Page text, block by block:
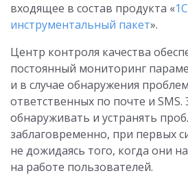
входящее в состав продукта «
инструментальный пакет».
Центр контроля качества
постоянный мониторинг
и в случае обнаружения
ответственных по почте и SMS.
обнаруживать и устранять
заблаговременно, при первых
не дожидаясь того, когда они
на работе пользователей.